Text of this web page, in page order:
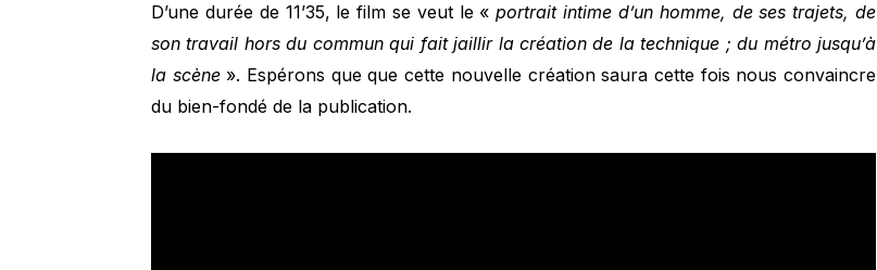
D’une durée de 11’35, le film se veut le «portrait intime d’un homme, de ses trajets, de
son travail hors du commun qui fait jaillir la création de la technique ; du métro jusqu’à
la scène». Espérons que que cette nouvelle création saura cette fois nous convaincre
du bien-fondé de la publication.